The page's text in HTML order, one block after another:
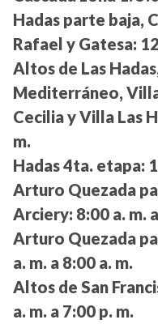
Hadas parte baja,
Rafael y Gatesa:
Altos de Las
Mediterráneo,
Cecilia y Villa Las
m.
Hadas 4ta. etapa:
Arturo Quezada
Arciery: 8:00 a. m.
Arturo Quezada
a. m. a 8:00 a. m.
Altos de San
a. m. a 7:00 p. m.